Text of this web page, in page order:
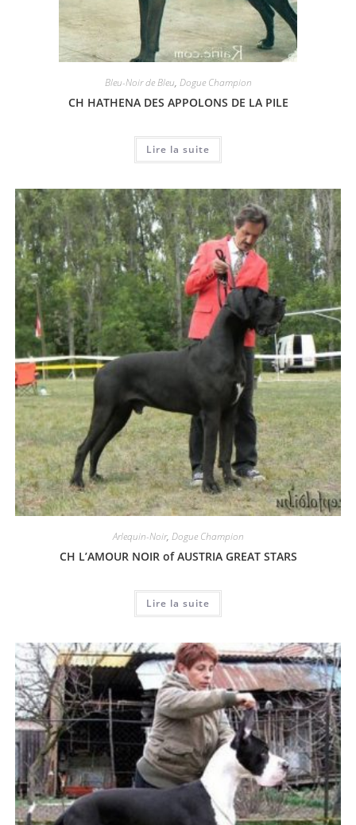
Bleu-Noir de Bleu, Dogue Champion
CH HATHENA DES APPOLONS DE LA PILE
Lire la suite
Arlequin-Noir, Dogue Champion
CH L’AMOUR NOIR of AUSTRIA GREAT STARS
Lire la suite